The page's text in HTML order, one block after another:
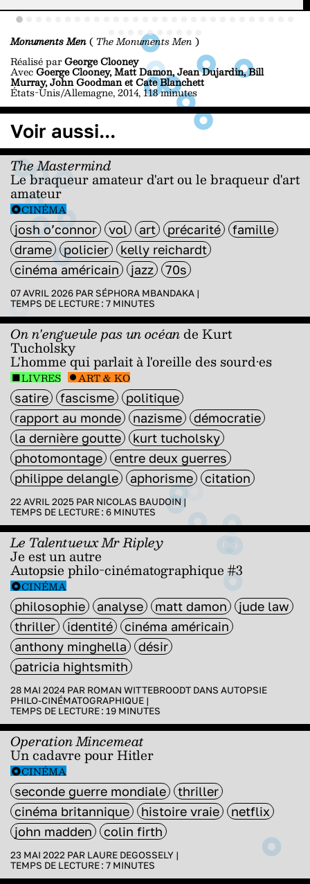
Monuments Men(The Monuments Men )
Réalisé parGeorge Clooney
AvecGoerge Clooney, Matt Damon, Jean Dujardin, Bill
Murray, John Goodman et Cate Blanchett
États-Unis/Allemagne, 2014, 118 minutes
Voir aussi...
The Mastermind
Le braqueur amateur d'art ou le braqueur d'art
amateur
CINÉMA
josh o’connor vol art précarité
famille
drame
policier
kelly reichardt
cinéma américain
jazz 70s
07 AVRIL 2026 PAR SÉPHORA MBANDAKA |
TEMPS DE LECTURE : 7 MINUTES
On n'engueule pas un océande Kurt
Tucholsky
L'homme qui parlait à l'oreille des sourd·es
LIVRES ART & KO
satire fascisme
politique
rapport au monde
nazisme
démocratie
la dernière goutte
kurt tucholsky
photomontage
entre deux guerres
philippe delangle
aphorisme citation
22 AVRIL 2025 PAR NICOLAS BAUDOIN |
TEMPS DE LECTURE : 6 MINUTES
Le Talentueux Mr Ripley
Je est un autre
Autopsie philo-cinématographique #3
CINÉMA
philosophie analyse matt damon
jude law
thriller
identité
cinéma américain
anthony minghella
désir
patricia hightsmith
28 MAI 2024 PAR ROMAN WITTEBROODT DANS AUTOPSIE
PHILO-CINÉMATOGRAPHIQUE |
TEMPS DE LECTURE : 19 MINUTES
Operation Mincemeat
Un cadavre pour Hitler
CINÉMA
seconde guerre mondiale
thriller
cinéma britannique
histoire vraie
netflix
john madden
colin firth
23 MAI 2022 PAR LAURE DEGOSSELY |
TEMPS DE LECTURE : 7 MINUTES